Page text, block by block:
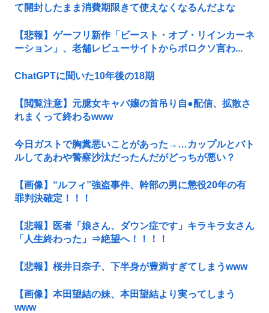
て開封したまま消費期限きて使えなくなるんだよな
【悲報】ゲーフリ新作「ビースト・オブ・リインカーネ
ーション」、老舗レビューサイトからボロクソ言わ...
ChatGPTに聞いた10年後の18期
【閲覧注意】元臆女キャバ嬢の首吊り自●配信、拡散さ
れまくって終わるwww
今日ガストで胸糞悪いことがあった→…カップルとバト
ルしてあわや警察沙汰だったんだがどっちが悪い？
【画像】“ルフィ”強盗事件、幹部の男に懲役20年の有
罪判決確定！！！
【悲報】医者「娘さん、ダウン症です」キラキラ女さん
「人生終わった」⇒絶望へ！！！！
【悲報】桜井日奈子、下半身が豊満すぎてしまうwww
【画像】本田望結の妹、本田望結より実ってしまう
www